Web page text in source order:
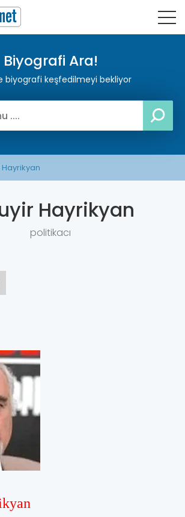
Biyografi Ara!
biyografi keşfedilmeyi bekliyor
Hayrikyan
Hayrikyan
politikacı